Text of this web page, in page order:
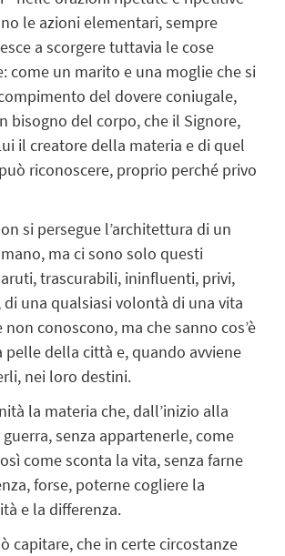
le azioni elementari, sempre
a scorgere tuttavia le cose
come un marito e una moglie che si
del dovere coniugale,
bisogno del corpo, che il Signore,
il creatore della materia e di quel
riconoscere, proprio perché privo
si persegue l’architettura di un
ma ci sono solo questi
trascurabili, ininfluenti, privi,
di una qualsiasi volontà di una vita
conoscono, ma che sanno cos’è
pelle della città e, quando avviene
nei loro destini.
la materia che, dall’inizio alla
senza appartenerle, come
come sconta la vita, senza farne
forse, poterne cogliere la
e la differenza.
capitare, che in certe circostanze